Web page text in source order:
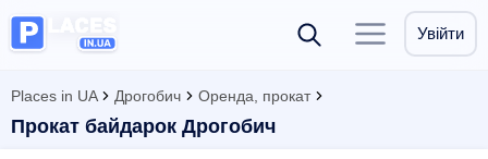
Увійти
Places in UA Дрогобич Оренда, прокат
Прокат байдарок Дрогобич